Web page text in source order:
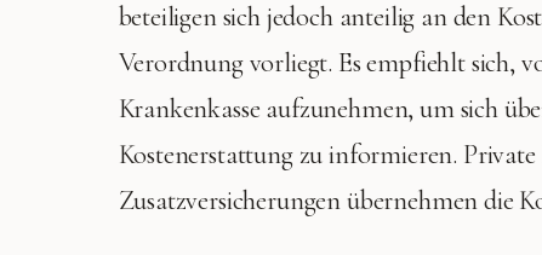
beteiligen sich jedoch anteilig an den
Verordnung vorliegt. Es empfiehlt sich,
Krankenkasse aufzunehmen, um sich
Kostenerstattung zu informieren.
Zusatzversicherungen übernehmen die